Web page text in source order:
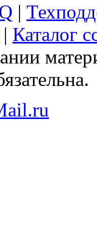
|
| Каталог